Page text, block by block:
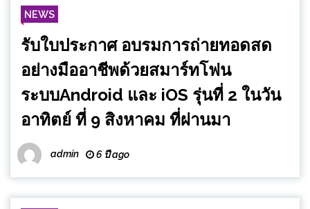
NEWS
รับใบประกาศ อบรมการถ่ายทอดสด
อย่างมืออาชีพด้วยสมาร์ทโฟน
ระบบAndroid และ iOS รุ่นที่ 2 ในวัน
อาทิตย์ ที่ 9 สิงหาคม ที่ผ่านมา
admin 6 ปี ago